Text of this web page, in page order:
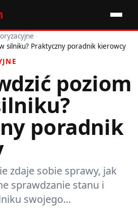
›
silniku? Praktyczny poradnik kierowcy
poziom
poradnik
zdaje sobie sprawy, jak
sprawdzanie stanu i
swojego…